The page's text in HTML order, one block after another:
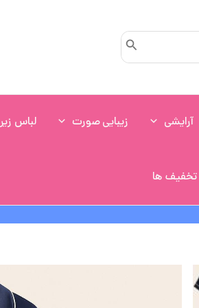
آرایشی زیبایی صورت لباس زیر
تخفیف ها